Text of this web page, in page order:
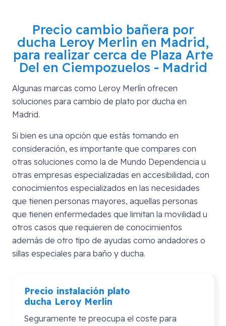
Precio cambio bañera por
ducha Leroy Merlin en Madrid,
para realizar cerca de Plaza Arte
Del en Ciempozuelos - Madrid
Algunas marcas como Leroy Merlín ofrecen
soluciones para cambio de plato por ducha en
Madrid.
Si bien es una opción que estás tomando en
consideración, es importante que compares con
otras soluciones como la de Mundo Dependencia u
otras empresas especializadas en accesibilidad, con
conocimientos especializados en las necesidades
que tienen personas mayores, aquellas personas
que tienen enfermedades que limitan la movilidad u
otros casos que requieren de conocimientos
además de otro tipo de ayudas como andadores o
sillas especiales para baño y ducha.
Precio instalación plato
ducha Leroy Merlín
Seguramente te preocupa el coste para